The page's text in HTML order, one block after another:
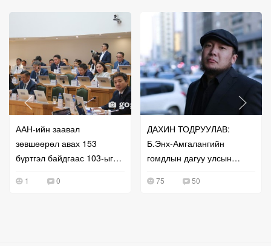
ААН-ийн заавал
зөвшөөрөл авах 153
бүртгэл байдгаас 103-ыг
1 0
ДАХИН ТОДРУУЛАВ:
Б.Энх-Амгалангийн
гомдлын дагуу улсын
өгчээ
75 50